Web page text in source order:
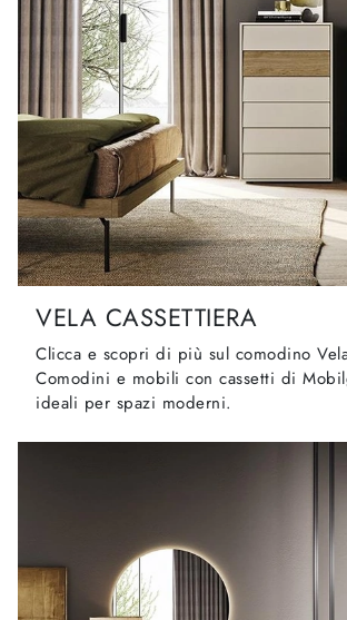
VELA CASSETTIERA
Clicca e scopri di più sul comodino
Comodini e mobili con cassetti di
ideali per spazi moderni.